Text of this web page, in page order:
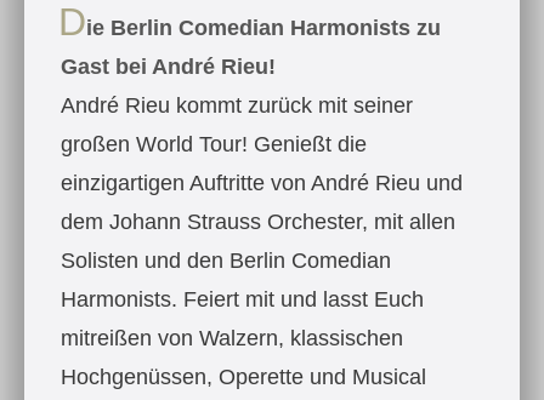
Die Berlin Comedian Harmonists zu
Gast bei André Rieu!
André Rieu kommt zurück mit seiner
großen World Tour! Genießt die
einzigartigen Auftritte von André Rieu und
dem Johann Strauss Orchester, mit allen
Solisten und den Berlin Comedian
Harmonists. Feiert mit und lasst Euch
mitreißen von Walzern, klassischen
Hochgenüssen, Operette und Musical